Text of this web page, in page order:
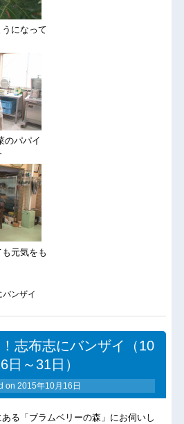
になって
のパパイ
元気をも
バンザイ
志布志にバンザイ（10
日～31日）
on 2015年10月16日
る「ブラムベリーの森」にお伺いし